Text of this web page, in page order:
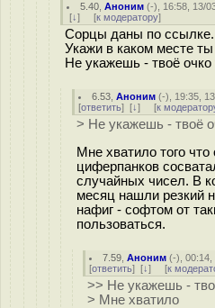
5.40 ,Аноним (-), 16:58, 13/
[↓] [к модератору]
Сорцы даны по ссылке.
Укажи в каком месте
Не укажешь - твоё
6.53 ,Аноним (-), 19:35,
[ответить] [↓] [к
> Не укажешь - твоё
Мне хватило того
циферпанков
случайных чисел. В
месяц нашли резкий
нафиг - софтом от
пользоваться.
7.59 ,Аноним (-), 00:14,
[ответить] [↓] [к
>> Не укажешь -
> Мне хватило